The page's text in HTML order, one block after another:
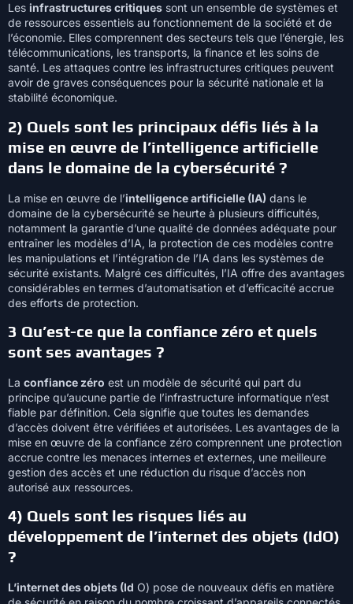
Les infrastructures critiques sont un ensemble de systèmes et
de ressources essentiels au fonctionnement de la société et de
l’économie. Elles comprennent des secteurs tels que l’énergie, les
télécommunications, les transports, la finance et les soins de
santé. Les attaques contre les infrastructures critiques peuvent
avoir de graves conséquences pour la sécurité nationale et la
stabilité économique.
2) Quels sont les principaux défis liés à la
mise en œuvre de l’intelligence artificielle
dans le domaine de la cybersécurité ?
La mise en œuvre de l’intelligence artificielle (IA) dans le
domaine de la cybersécurité se heurte à plusieurs difficultés,
notamment la garantie d’une qualité de données adéquate pour
entraîner les modèles d’IA, la protection de ces modèles contre
les manipulations et l’intégration de l’IA dans les systèmes de
sécurité existants. Malgré ces difficultés, l’IA offre des avantages
considérables en termes d’automatisation et d’efficacité accrue
des efforts de protection.
3 Qu’est-ce que la confiance zéro et quels
sont ses avantages ?
La confiance zéro est un modèle de sécurité qui part du
principe qu’aucune partie de l’infrastructure informatique n’est
fiable par définition. Cela signifie que toutes les demandes
d’accès doivent être vérifiées et autorisées. Les avantages de la
mise en œuvre de la confiance zéro comprennent une protection
accrue contre les menaces internes et externes, une meilleure
gestion des accès et une réduction du risque d’accès non
autorisé aux ressources.
4) Quels sont les risques liés au
développement de l’internet des objets (IdO)
?
L’internet des objets (Id O) pose de nouveaux défis en matière